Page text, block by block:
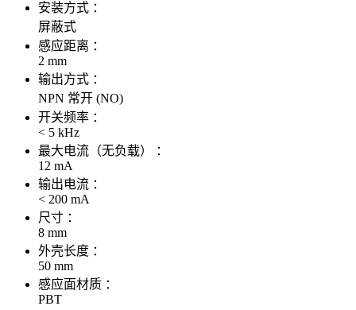
安装方式 ：
屏蔽式
感应距离 ：
2 mm
输出方式 ：
NPN 常开 (NO)
开关频率 ：
< 5 kHz
最大电流（无负载） ：
12 mA
输出电流 ：
< 200 mA
尺寸 ：
8 mm
外壳长度 ：
50 mm
感应面材质 ：
PBT